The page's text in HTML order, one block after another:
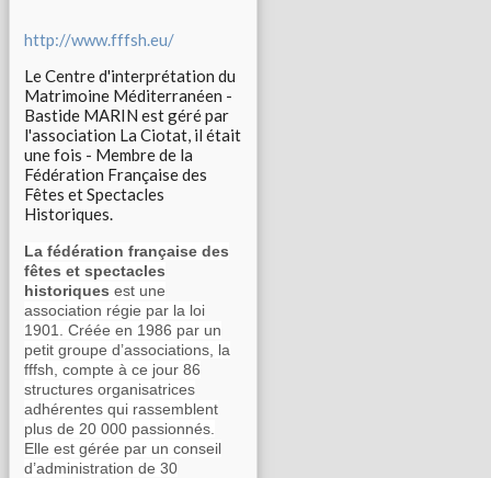
http://www.fffsh.eu/
Le Centre d'interprétation du
Matrimoine Méditerranéen -
Bastide MARIN est géré par
l'association La Ciotat, il était
une fois - Membre de la
Fédération Française des
Fêtes et Spectacles
Historiques.
La fédération française des
fêtes et spectacles
historiques est une
association régie par la loi
1901. Créée en 1986 par un
petit groupe d’associations, la
fffsh, compte à ce jour 86
structures organisatrices
adhérentes qui rassemblent
plus de 20 000 passionnés.
Elle est gérée par un conseil
d’administration de 30